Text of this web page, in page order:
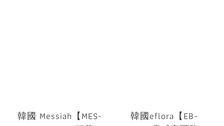
韓國 Messiah【MES-
韓國eflora【EB-